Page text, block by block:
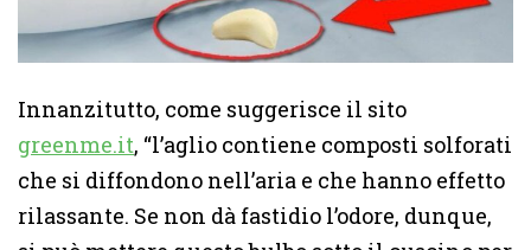
Innanzitutto, come suggerisce il sito
greenme.it, “l’aglio contiene composti solforati
che si diffondono nell’aria e che hanno effetto
rilassante. Se non dà fastidio l’odore, dunque,